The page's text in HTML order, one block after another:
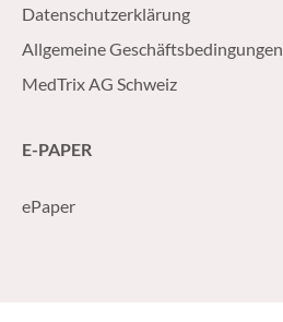
Datenschutzerklärung
Allgemeine Geschäftsbedingungen
MedTrix AG Schweiz
E-PAPER
ePaper